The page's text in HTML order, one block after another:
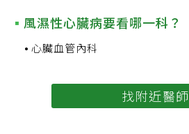
風濕性心臟病要看哪一科？
心臟血管內科
找附近醫師